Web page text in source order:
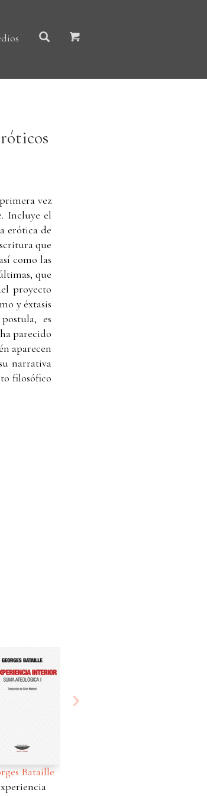
vez
Incluye el
erótica de
que
como las
que
proyecto
y éxtasis
es
parecido
aparecen
narrativa
filosófico
Georges Bataille
Michel Leiris